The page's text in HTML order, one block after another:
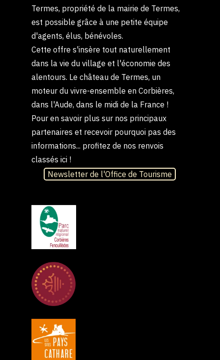
Termes, propriété de la mairie de Termes,
est possible grâce à une petite équipe
d'agents, élus, bénévoles.
Cette offre s'insère tout naturellement
dans la vie du village et l'économie des
alentours. Le château de Termes, un
moteur du vivre-ensemble en Corbières,
dans l'Aude, dans le midi de la France !
Pour en savoir plus sur nos principaux
partenaires et recevoir pourquoi pas des
informations... profitez de nos renvois
classés ici !
Newsletter de l'Office de Tourisme